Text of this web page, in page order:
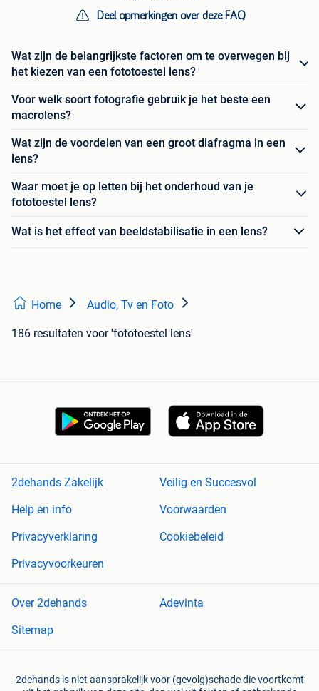
Deel opmerkingen over deze FAQ
Wat zijn de belangrijkste factoren om te overwegen bij
het kiezen van een fototoestel lens?
Voor welk soort fotografie gebruik je het beste een
macrolens?
Wat zijn de voordelen van een groot diafragma in een
lens?
Waar moet je op letten bij het onderhoud van je
fototoestel lens?
Wat is het effect van beeldstabilisatie in een lens?
Home Audio, Tv en Foto
186 resultaten voor 'fototoestel lens'
2dehands Zakelijk
Veilig en Succesvol
Help en info
Voorwaarden
Privacyverklaring
Cookiebeleid
Privacyvoorkeuren
Over 2dehands
Adevinta
Sitemap
2dehands is niet aansprakelijk voor (gevolg)schade die voortkomt